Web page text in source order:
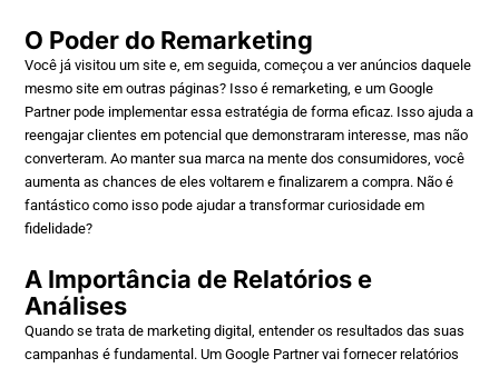
O Poder do Remarketing
Você já visitou um site e, em seguida, começou a ver anúncios daquele
mesmo site em outras páginas? Isso é remarketing, e um Google
Partner pode implementar essa estratégia de forma eficaz. Isso ajuda a
reengajar clientes em potencial que demonstraram interesse, mas não
converteram. Ao manter sua marca na mente dos consumidores, você
aumenta as chances de eles voltarem e finalizarem a compra. Não é
fantástico como isso pode ajudar a transformar curiosidade em
fidelidade?
A Importância de Relatórios e
Análises
Quando se trata de marketing digital, entender os resultados das suas
campanhas é fundamental. Um Google Partner vai fornecer relatórios